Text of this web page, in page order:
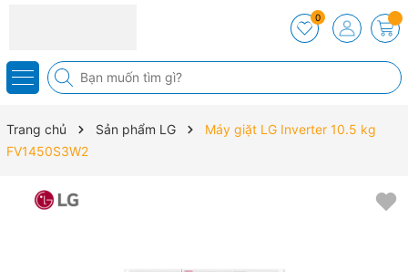
0
Trang chủ Sản phẩm LG
Máy giặt LG Inverter 10.5 kg
FV1450S3W2